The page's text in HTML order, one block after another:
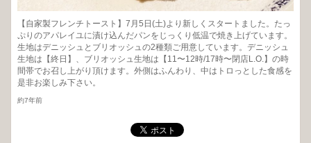
【自家製フレンチトースト】7月5日(土)より新しくスタートました。たっ
ぷりのアパレイユに漬け込んだパンをじっくり低温で焼き上げています。
生地はデニッシュとブリオッシュの2種類ご用意しています。デニッシュ
生地は【終日】、ブリオッシュ生地は【11〜12時/17時〜閉店L.O.】の時
間帯でお召し上がり頂けます。外側はふんわり、中はトロっとした食感を
是非お楽しみ下さい。
約7年前